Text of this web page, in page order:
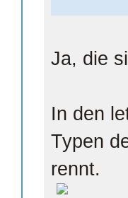
Ja, die
In den
Typen
rennt.